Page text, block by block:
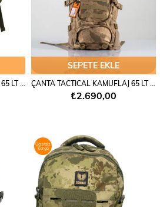
SEPETE EKLE
₺2.690,00
Ücretsiz
Kargo